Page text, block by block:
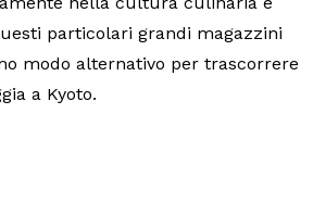
particolari grandi magazzini
modo alternativo per trascorrere
a Kyoto.